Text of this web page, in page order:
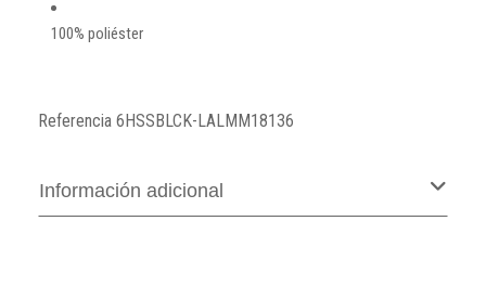
100% poliéster
Referencia 6HSSBLCK-LALMM18136
Información adicional